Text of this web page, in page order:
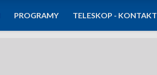
PROGRAMY TELESKOP - KONTAKT